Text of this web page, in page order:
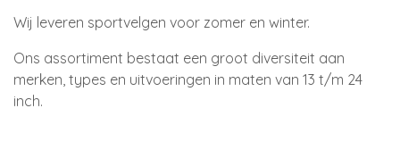
Wij leveren sportvelgen voor zomer en winter.
Ons assortiment bestaat een groot diversiteit aan
merken, types en uitvoeringen in maten van 13 t/m 24
inch.